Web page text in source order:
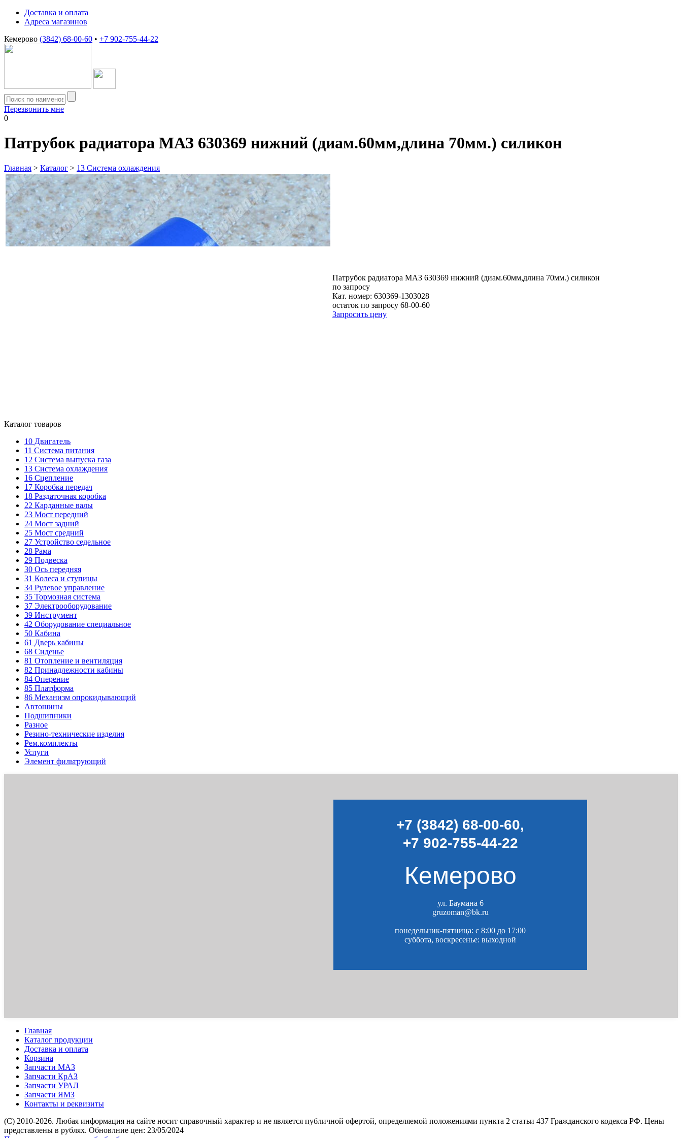
Доставка и оплата
Адреса магазинов
Кемерово (3842) 68-00-60 • +7 902-755-44-22
Перезвонить мне
0
Патрубок радиатора МАЗ 630369 нижний (диам.60мм,длина 70мм.) силикон
Главная > Каталог > 13 Система охлаждения
Патрубок радиатора МАЗ 630369 нижний (диам.60мм,длина 70мм.) силикон
по запросу
Кат. номер: 630369-1303028
остаток по запросу 68-00-60
Запросить цену
Каталог товаров
10 Двигатель
11 Система питания
12 Система выпуска газа
13 Система охлаждения
16 Сцепление
17 Коробка передач
18 Раздаточная коробка
22 Карданные валы
23 Мост передний
24 Мост задний
25 Мост средний
27 Устройство седельное
28 Рама
29 Подвеска
30 Ось передняя
31 Колеса и ступицы
34 Рулевое управление
35 Тормозная система
37 Электрооборудование
39 Инструмент
42 Оборудование специальное
50 Кабина
61 Дверь кабины
68 Сиденье
81 Отопление и вентиляция
82 Принадлежности кабины
84 Оперение
85 Платформа
86 Механизм опрокидывающий
Автошины
Подшипники
Разное
Резино-технические изделия
Рем.комплекты
Услуги
Элемент фильтрующий
+7 (3842) 68-00-60,
+7 902-755-44-22
Кемерово
ул. Баумана 6
gruzoman@bk.ru
понедельник-пятница: c 8:00 до 17:00
суббота, воскресенье: выходной
Главная
Каталог продукции
Доставка и оплата
Корзина
Запчасти МАЗ
Запчасти КрАЗ
Запчасти УРАЛ
Запчасти ЯМЗ
Контакты и реквизиты
(C) 2010-2026. Любая информация на сайте носит справочный характер и не является публичной офертой, определяемой положениями пункта 2 статьи 437 Гражданского кодекса РФ. Цены
представлены в рублях. Обновлние цен: 23/05/2024